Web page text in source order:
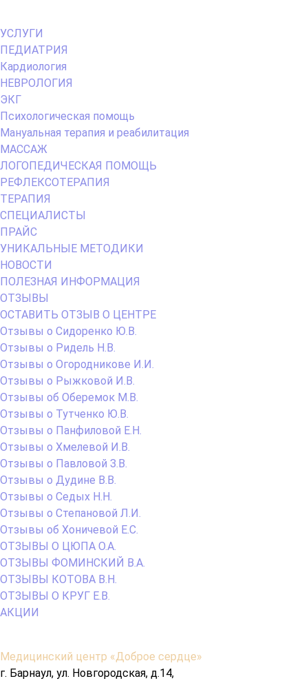
Primary
Menu
УСЛУГИ
ПЕДИАТРИЯ
Кардиология
НЕВРОЛОГИЯ
ЭКГ
Психологическая помощь
Мануальная терапия и реабилитация
МАССАЖ
ЛОГОПЕДИЧЕСКАЯ ПОМОЩЬ
РЕФЛЕКСОТЕРАПИЯ
ТЕРАПИЯ
СПЕЦИАЛИСТЫ
ПРАЙС
УНИКАЛЬНЫЕ МЕТОДИКИ
НОВОСТИ
ПОЛЕЗНАЯ ИНФОРМАЦИЯ
ОТЗЫВЫ
ОСТАВИТЬ ОТЗЫВ О ЦЕНТРЕ
Отзывы о Сидоренко Ю.В.
Отзывы о Ридель Н.В.
Отзывы о Огородникове И.И.
Отзывы о Рыжковой И.В.
Отзывы об Оберемок М.В.
Отзывы о Тутченко Ю.В.
Отзывы о Панфиловой Е.Н.
Отзывы о Хмелевой И.В.
Отзывы о Павловой З.В.
Отзывы о Дудине В.В.
Отзывы о Седых Н.Н.
Отзывы о Степановой Л.И.
Отзывы об Хоничевой Е.С.
ОТЗЫВЫ О ЦЮПА О.А.
ОТЗЫВЫ ФОМИНСКИЙ В.А.
ОТЗЫВЫ КОТОВА В.Н.
ОТЗЫВЫ О КРУГ Е.В.
АКЦИИ
Содержимое
подвала
Медицинский центр «Доброе сердце»
г. Барнаул, ул. Новгородская, д.14,